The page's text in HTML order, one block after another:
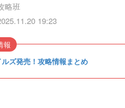
略班
19:23
ズ発売！攻略情報まとめ
報